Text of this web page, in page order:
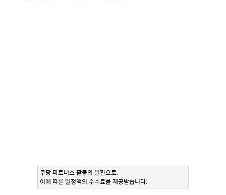
쿠팡 파트너스 활동의 일환으로,
이에 따른 일정액의 수수료를 제공받습니다.